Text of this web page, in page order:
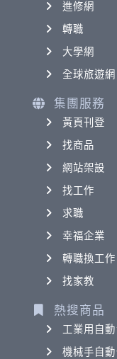
進修網
轉職
大學網
全球旅遊網
集團服務
黃頁刊登
找商品
網站架設
找工作
求職
幸福企業
轉職換工作
找家教
熱搜商品
工業用自
機械手自